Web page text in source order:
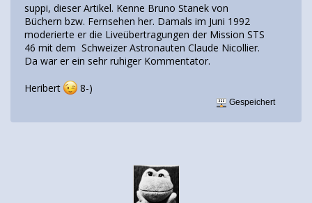
suppi, dieser Artikel. Kenne Bruno Stanek von
Büchern bzw. Fernsehen her. Damals im Juni 1992
moderierte er die Liveübertragungen der Mission STS
46 mit dem Schweizer Astronauten Claude Nicollier.
Da war er ein sehr ruhiger Kommentator.
Heribert 8-)
Gespeichert